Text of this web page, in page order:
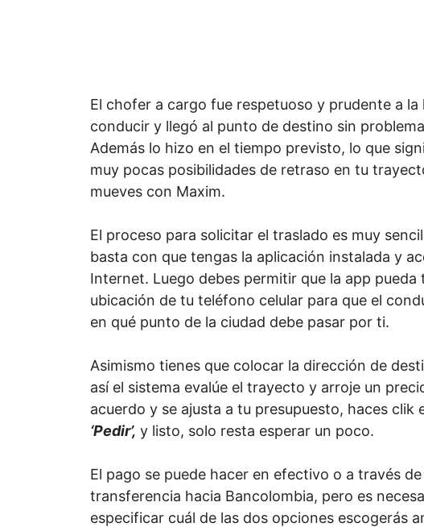
El chofer a cargo fue respetuoso y prudente a la
conducir y llegó al punto de destino sin
Además lo hizo en el tiempo previsto, lo que
muy pocas posibilidades de retraso en tu
mueves con Maxim.
El proceso para solicitar el traslado es muy
basta con que tengas la aplicación instalada y
Internet. Luego debes permitir que la app pueda
ubicación de tu teléfono celular para que el
en qué punto de la ciudad debe pasar por ti.
Asimismo tienes que colocar la dirección de
así el sistema evalúe el trayecto y arroje un
acuerdo y se ajusta a tu presupuesto, haces clik
‘Pedir’, y listo, solo resta esperar un poco.
El pago se puede hacer en efectivo o a través de
transferencia hacia Bancolombia, pero es
especificar cuál de las dos opciones escogerás